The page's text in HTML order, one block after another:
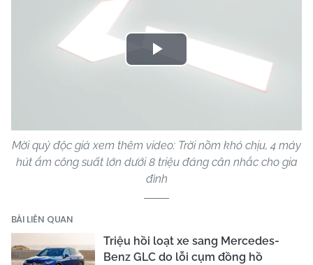
Play
Mời quý độc giả xem thêm video: Trời nồm khó chịu, 4 máy
hút ẩm công suất lớn dưới 8 triệu đáng cân nhắc cho gia
đình
BÀI LIÊN QUAN
Triệu hồi loạt xe sang Mercedes-
Benz GLC do lỗi cụm đồng hồ